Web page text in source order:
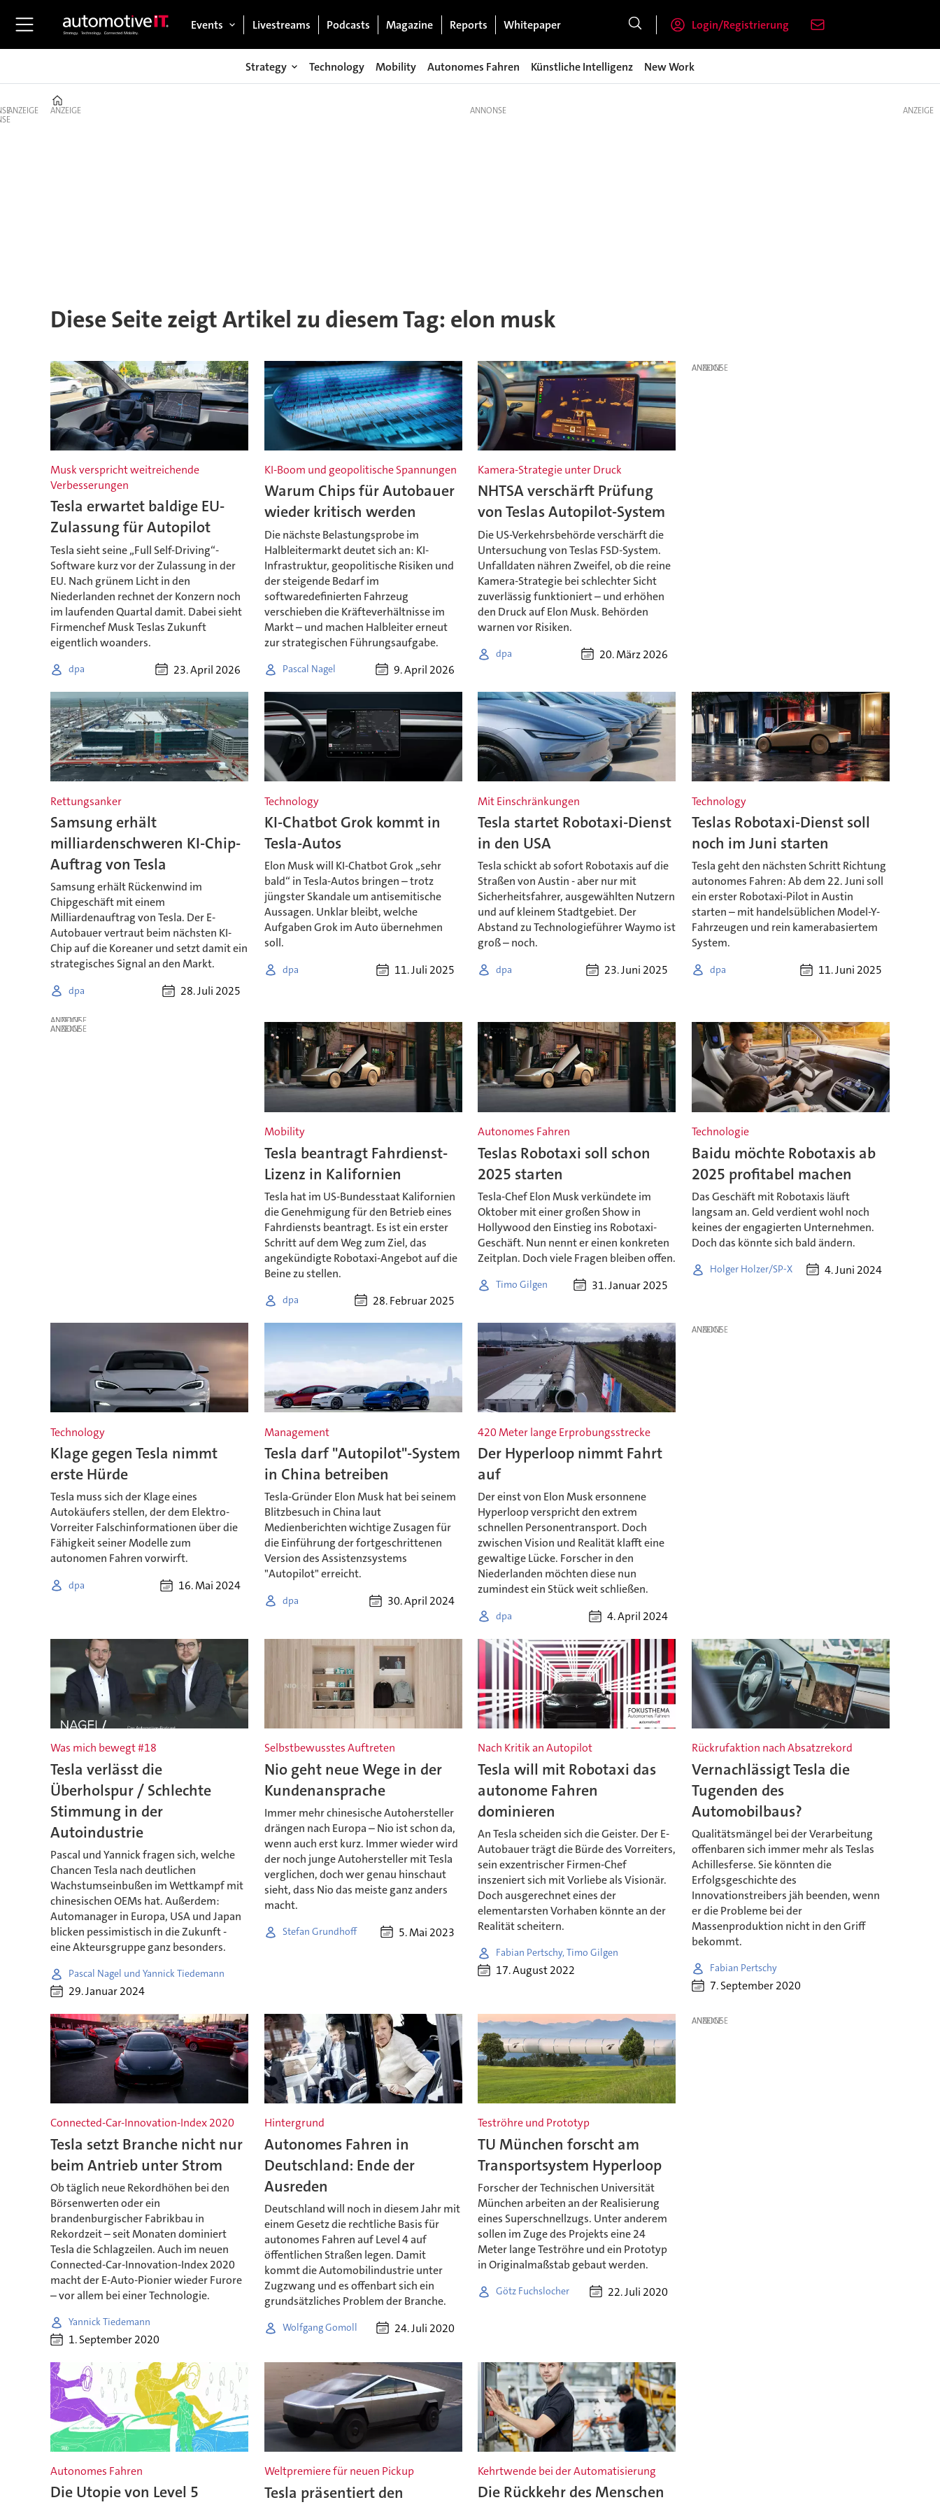
Events Livestreams Podcasts Magazine Reports Whitepaper Login/Registrierung
Strategy Technology Mobility Autonomes Fahren Künstliche Intelligenz New Work
ANZEIGE ANZEIGE
Diese Seite zeigt Artikel zu diesem Tag: elon musk
Musk verspricht weitreichende
Verbesserungen
Tesla erwartet baldige EU-
Zulassung für Autopilot
Tesla sieht seine „Full Self-Driving“-
Software kurz vor der Zulassung in der
EU. Nach grünem Licht in den
Niederlanden rechnet der Konzern noch
im laufenden Quartal damit. Dabei sieht
Firmenchef Musk Teslas Zukunft
eigentlich woanders.
dpa 23. April 2026
KI-Boom und geopolitische Spannungen
Warum Chips für Autobauer
wieder kritisch werden
Die nächste Belastungsprobe im
Halbleitermarkt deutet sich an: KI-
Infrastruktur, geopolitische Risiken und
der steigende Bedarf im
softwaredefinierten Fahrzeug
verschieben die Kräfteverhältnisse im
Markt – und machen Halbleiter erneut
zur strategischen Führungsaufgabe.
Pascal Nagel 9. April 2026
Kamera-Strategie unter Druck
NHTSA verschärft Prüfung
von Teslas Autopilot-System
Die US-Verkehrsbehörde verschärft die
Untersuchung von Teslas FSD-System.
Unfalldaten nähren Zweifel, ob die reine
Kamera-Strategie bei schlechter Sicht
zuverlässig funktioniert – und erhöhen
den Druck auf Elon Musk. Behörden
warnen vor Risiken.
dpa 20. März 2026
ANZEIGE
Rettungsanker
Samsung erhält
milliardenschweren KI-Chip-
Auftrag von Tesla
Samsung erhält Rückenwind im
Chipgeschäft mit einem
Milliardenauftrag von Tesla. Der E-
Autobauer vertraut beim nächsten KI-
Chip auf die Koreaner und setzt damit ein
strategisches Signal an den Markt.
dpa 28. Juli 2025
Technology
KI-Chatbot Grok kommt in
Tesla-Autos
Elon Musk will KI-Chatbot Grok „sehr
bald“ in Tesla-Autos bringen – trotz
jüngster Skandale um antisemitische
Aussagen. Unklar bleibt, welche
Aufgaben Grok im Auto übernehmen
soll.
dpa 11. Juli 2025
Mit Einschränkungen
Tesla startet Robotaxi-Dienst
in den USA
Tesla schickt ab sofort Robotaxis auf die
Straßen von Austin - aber nur mit
Sicherheitsfahrer, ausgewählten Nutzern
und auf kleinem Stadtgebiet. Der
Abstand zu Technologieführer Waymo ist
groß – noch.
dpa 23. Juni 2025
Technology
Teslas Robotaxi-Dienst soll
noch im Juni starten
Tesla geht den nächsten Schritt Richtung
autonomes Fahren: Ab dem 22. Juni soll
ein erster Robotaxi-Pilot in Austin
starten – mit handelsüblichen Model-Y-
Fahrzeugen und rein kamerabasiertem
System.
dpa 11. Juni 2025
ANZEIGE
ANZEIGE
Mobility
Tesla beantragt Fahrdienst-
Lizenz in Kalifornien
Tesla hat im US-Bundesstaat Kalifornien
die Genehmigung für den Betrieb eines
Fahrdiensts beantragt. Es ist ein erster
Schritt auf dem Weg zum Ziel, das
angekündigte Robotaxi-Angebot auf die
Beine zu stellen.
dpa 28. Februar 2025
Autonomes Fahren
Teslas Robotaxi soll schon
2025 starten
Tesla-Chef Elon Musk verkündete im
Oktober mit einer großen Show in
Hollywood den Einstieg ins Robotaxi-
Geschäft. Nun nennt er einen konkreten
Zeitplan. Doch viele Fragen bleiben offen.
Timo Gilgen 31. Januar 2025
Technologie
Baidu möchte Robotaxis ab
2025 profitabel machen
Das Geschäft mit Robotaxis läuft
langsam an. Geld verdient wohl noch
keines der engagierten Unternehmen.
Doch das könnte sich bald ändern.
Holger Holzer/SP-X 4. Juni 2024
Technology
Klage gegen Tesla nimmt
erste Hürde
Tesla muss sich der Klage eines
Autokäufers stellen, der dem Elektro-
Vorreiter Falschinformationen über die
Fähigkeit seiner Modelle zum
autonomen Fahren vorwirft.
dpa 16. Mai 2024
Management
Tesla darf "Autopilot"-System
in China betreiben
Tesla-Gründer Elon Musk hat bei seinem
Blitzbesuch in China laut
Medienberichten wichtige Zusagen für
die Einführung der fortgeschrittenen
Version des Assistenzsystems
"Autopilot" erreicht.
dpa 30. April 2024
420 Meter lange Erprobungsstrecke
Der Hyperloop nimmt Fahrt
auf
Der einst von Elon Musk ersonnene
Hyperloop verspricht den extrem
schnellen Personentransport. Doch
zwischen Vision und Realität klafft eine
gewaltige Lücke. Forscher in den
Niederlanden möchten diese nun
zumindest ein Stück weit schließen.
dpa 4. April 2024
ANZEIGE
Was mich bewegt #18
Tesla verlässt die
Überholspur / Schlechte
Stimmung in der
Autoindustrie
Pascal und Yannick fragen sich, welche
Chancen Tesla nach deutlichen
Wachstumseinbußen im Wettkampf mit
chinesischen OEMs hat. Außerdem:
Automanager in Europa, USA und Japan
blicken pessimistisch in die Zukunft -
eine Akteursgruppe ganz besonders.
Pascal Nagel und Yannick Tiedemann
29. Januar 2024
Selbstbewusstes Auftreten
Nio geht neue Wege in der
Kundenansprache
Immer mehr chinesische Autohersteller
drängen nach Europa – Nio ist schon da,
wenn auch erst kurz. Immer wieder wird
der noch junge Autohersteller mit Tesla
verglichen, doch wer genau hinschaut
sieht, dass Nio das meiste ganz anders
macht.
Stefan Grundhoff 5. Mai 2023
Nach Kritik an Autopilot
Tesla will mit Robotaxi das
autonome Fahren
dominieren
An Tesla scheiden sich die Geister. Der E-
Autobauer trägt die Bürde des Vorreiters,
sein exzentrischer Firmen-Chef
inszeniert sich mit Vorliebe als Visionär.
Doch ausgerechnet eines der
elementarsten Vorhaben könnte an der
Realität scheitern.
Fabian Pertschy, Timo Gilgen
17. August 2022
Rückrufaktion nach Absatzrekord
Vernachlässigt Tesla die
Tugenden des
Automobilbaus?
Qualitätsmängel bei der Verarbeitung
offenbaren sich immer mehr als Teslas
Achillesferse. Sie könnten die
Erfolgsgeschichte des
Innovationstreibers jäh beenden, wenn
er die Probleme bei der
Massenproduktion nicht in den Griff
bekommt.
Fabian Pertschy
7. September 2020
Connected-Car-Innovation-Index 2020
Tesla setzt Branche nicht nur
beim Antrieb unter Strom
Ob täglich neue Rekordhöhen bei den
Börsenwerten oder ein
brandenburgischer Fabrikbau in
Rekordzeit – seit Monaten dominiert
Tesla die Schlagzeilen. Auch im neuen
Connected-Car-Innovation-Index 2020
macht der E-Auto-Pionier wieder Furore
– vor allem bei einer Technologie.
Yannick Tiedemann
1. September 2020
Hintergrund
Autonomes Fahren in
Deutschland: Ende der
Ausreden
Deutschland will noch in diesem Jahr mit
einem Gesetz die rechtliche Basis für
autonomes Fahren auf Level 4 auf
öffentlichen Straßen legen. Damit
kommt die Automobilindustrie unter
Zugzwang und es offenbart sich ein
grundsätzliches Problem der Branche.
Wolfgang Gomoll 24. Juli 2020
Teströhre und Prototyp
TU München forscht am
Transportsystem Hyperloop
Forscher der Technischen Universität
München arbeiten an der Realisierung
eines Superschnellzugs. Unter anderem
sollen im Zuge des Projekts eine 24
Meter lange Teströhre und ein Prototyp
in Originalmaßstab gebaut werden.
Götz Fuchslocher 22. Juli 2020
ANZEIGE
Autonomes Fahren
Die Utopie von Level 5
Weltpremiere für neuen Pickup
Tesla präsentiert den
Kehrtwende bei der Automatisierung
Die Rückkehr des Menschen
ANZEIGE